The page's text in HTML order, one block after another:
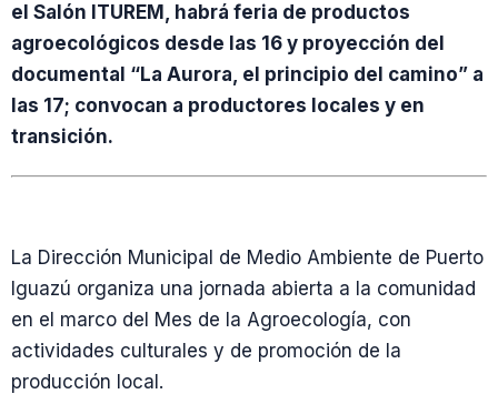
el Salón ITUREM, habrá feria de productos
agroecológicos desde las 16 y proyección del
documental “La Aurora, el principio del camino” a
las 17; convocan a productores locales y en
transición.
La Dirección Municipal de Medio Ambiente de Puerto
Iguazú organiza una jornada abierta a la comunidad
en el marco del Mes de la Agroecología, con
actividades culturales y de promoción de la
producción local.